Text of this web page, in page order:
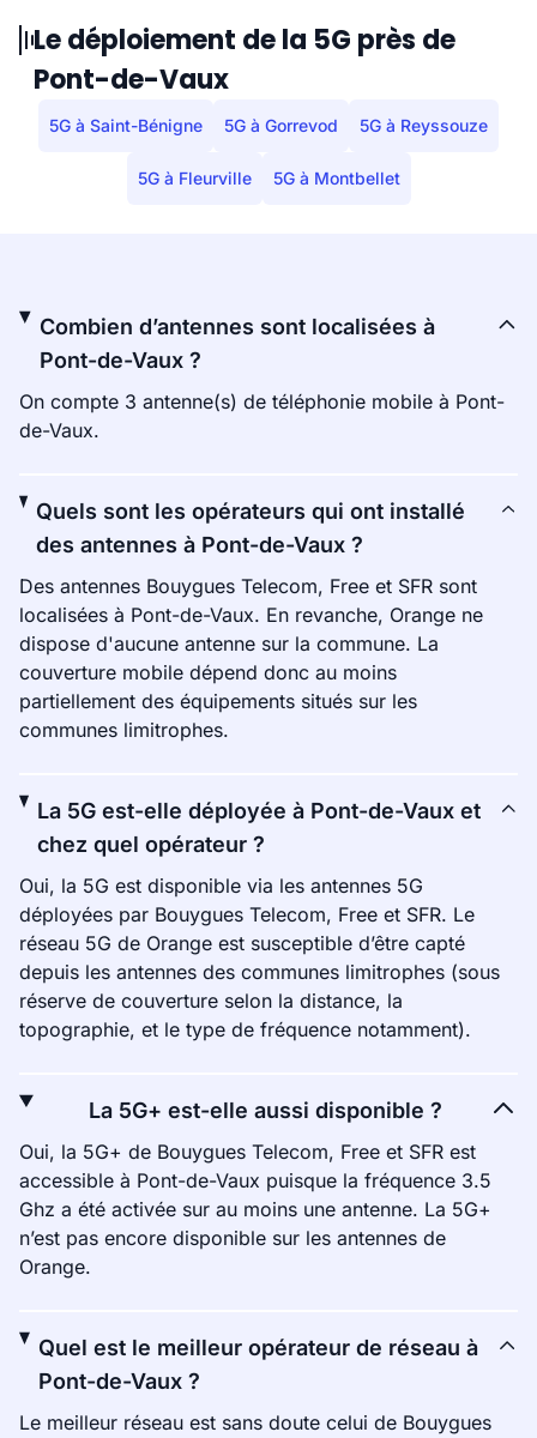
Le déploiement de la 5G près de
Pont-de-Vaux
5G à Saint-Bénigne 5G à Gorrevod 5G à Reyssouze
5G à Fleurville 5G à Montbellet
Combien d’antennes sont localisées à
Pont-de-Vaux ?
On compte 3 antenne(s) de téléphonie mobile à Pont-
de-Vaux.
Quels sont les opérateurs qui ont installé
des antennes à Pont-de-Vaux ?
Des antennes Bouygues Telecom, Free et SFR sont
localisées à Pont-de-Vaux. En revanche, Orange ne
dispose d'aucune antenne sur la commune. La
couverture mobile dépend donc au moins
partiellement des équipements situés sur les
communes limitrophes.
La 5G est-elle déployée à Pont-de-Vaux et
chez quel opérateur ?
Oui, la 5G est disponible via les antennes 5G
déployées par Bouygues Telecom, Free et SFR. Le
réseau 5G de Orange est susceptible d’être capté
depuis les antennes des communes limitrophes (sous
réserve de couverture selon la distance, la
topographie, et le type de fréquence notamment).
La 5G+ est-elle aussi disponible ?
Oui, la 5G+ de Bouygues Telecom, Free et SFR est
accessible à Pont-de-Vaux puisque la fréquence 3.5
Ghz a été activée sur au moins une antenne. La 5G+
n’est pas encore disponible sur les antennes de
Orange.
Quel est le meilleur opérateur de réseau à
Pont-de-Vaux ?
Le meilleur réseau est sans doute celui de Bouygues